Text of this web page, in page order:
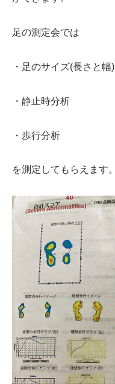
足の測定会では
・足のサイズ(長さと幅)
・静止時分析
・歩行分析
を測定してもらえます。